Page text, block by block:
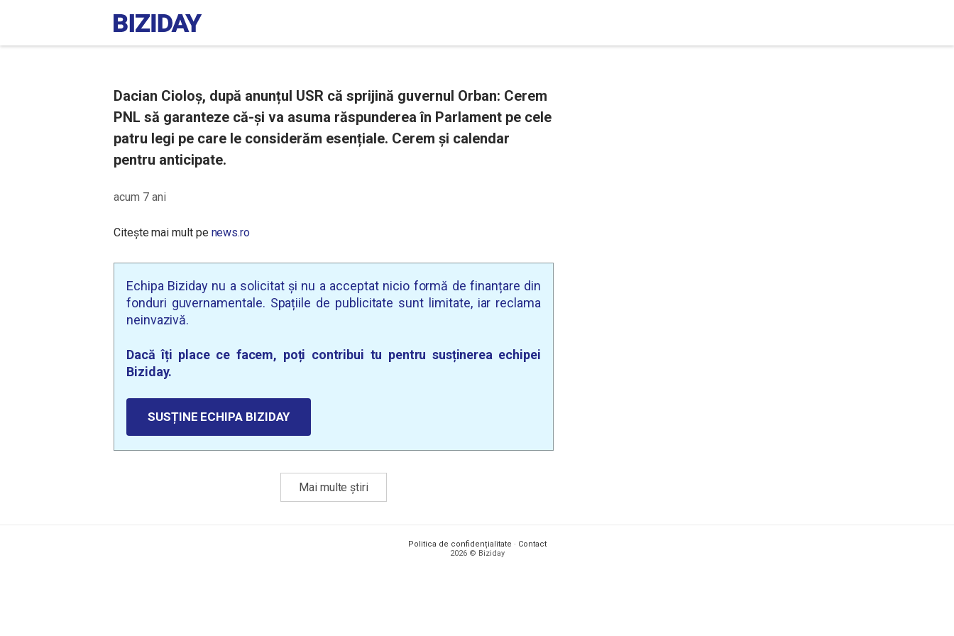
Dacian Cioloș, după anunțul USR că sprijină guvernul Orban: Cerem
PNL să garanteze că-și va asuma răspunderea în Parlament pe cele
patru legi pe care le considerăm esențiale. Cerem și calendar
pentru anticipate.
acum 7 ani
Citește mai mult pe news.ro
Echipa Biziday nu a solicitat și nu a acceptat nicio formă de finanțare din
fonduri guvernamentale. Spațiile de publicitate sunt limitate, iar reclama
neinvazivă.
Dacă îți place ce facem, poți contribui tu pentru susținerea echipei
Biziday.
SUSȚINE ECHIPA BIZIDAY
Mai multe știri
Politica de confidențialitate · Contact
2026 © Biziday